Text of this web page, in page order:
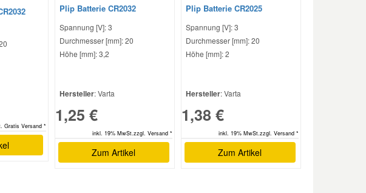
Gratis Versand *
Plip Batterie CR2032
Spannung [V]: 3
Durchmesser [mm]: 20
Höhe [mm]: 3,2
Hersteller: Varta
1,25 €
inkl. 19% MwSt.zzgl. Versand *
Zum Artikel
Plip Batterie CR2025
Spannung [V]: 3
Durchmesser [mm]: 20
Höhe [mm]: 2
Hersteller: Varta
1,38 €
inkl. 19% MwSt.zzgl. Versand *
Zum Artikel